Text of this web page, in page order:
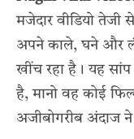
मजेदार वीडियो तेजी
अपने काले, घने और लंबे
खींच रहा है। यह
है, मानो वह कोई
अजीबोगरीब अंदाज